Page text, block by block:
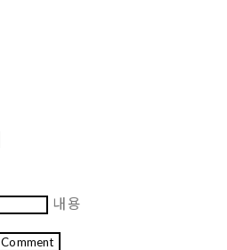
내용
Comment